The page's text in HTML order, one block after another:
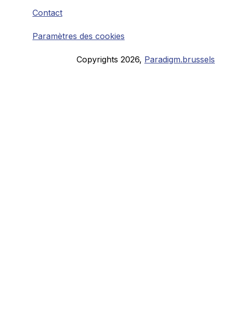
Contact
Paramètres des cookies
Copyrights 2026, Paradigm.brussels